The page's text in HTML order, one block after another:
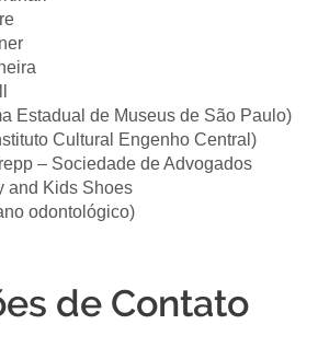
Estadual de Museus de São Paulo)
Cultural Engenho Central)
– Sociedade de Advogados
and Kids Shoes
odontológico)
de Contato